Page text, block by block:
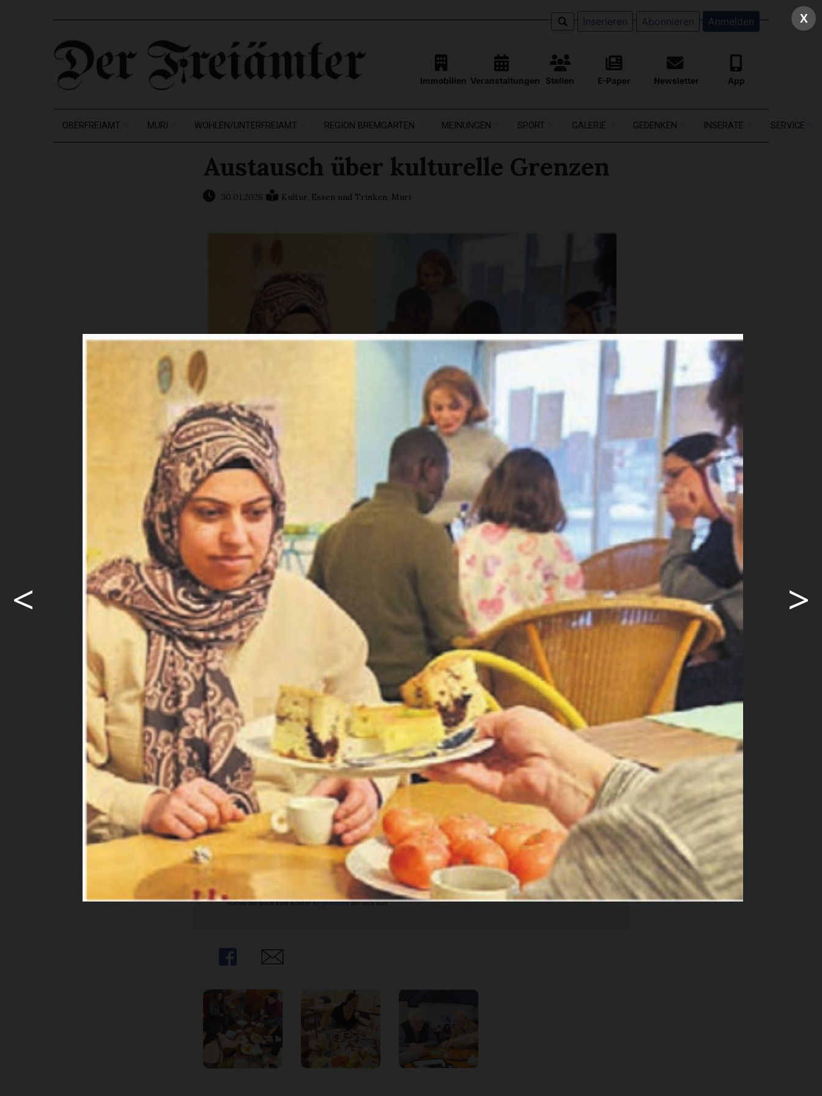
Inserieren Abonnieren Anmelden
Immobilien Veranstaltungen Stellen E-Paper Newsletter App
OBERFREIAMT MURI WOHLEN/UNTERFREIAMT REGION BREMGARTEN MEINUNGEN SPORT GALERIE GEDENKEN INSERATE SERVICE
Austausch über kulturelle Grenzen
30.01.2026 Kultur, Essen und Trinken, Muri
Willkommen im MuriMundo. Bild: tst
Niederschwelliger Treffpunkt
Leute kennenlernen und Einblick in verschiedene Kulturen erhalten.
Diese Chance bietet sich wöchentlich im neuen Treffpunkt MuriMundo.
Gestartet wurde mit einem Spielenachmittag, diesen Samstag steht ein
Erzählcafé auf dem ...
Möchten Sie
weiterlesen?
Ja. Ich bin
Abonnent.
Haben Sie noch kein Konto?RegistrierenSie sich hier
Ja. Ich benötige
ein Abo.
Abo Angebote
Share Share
X
< >